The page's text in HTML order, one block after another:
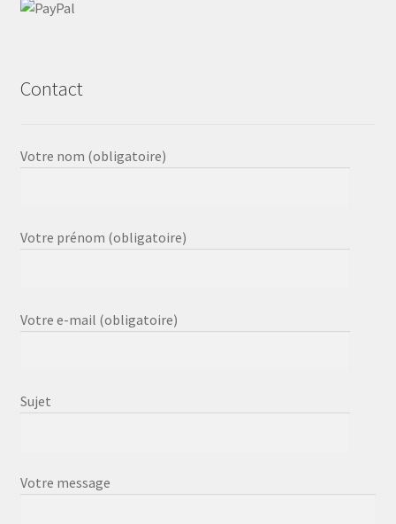
Contact
Votre nom (obligatoire)
Votre prénom (obligatoire)
Votre e-mail (obligatoire)
Sujet
Votre message